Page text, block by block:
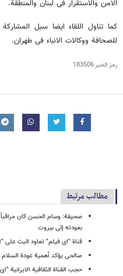
الامن والاستقرار فی لبنان والمنطقة.
کما تناول اللقاء ایضا سبل
للصحافة ووکالات الانباء فی طهران.
رمز الخبر183506
مطالب مرتبط
صحیفة: وسام الحسن کان مراقباً
بعودته إلی بیروت
قناة "ای فیلم" تعاود البث على
صالحی یؤکد أهمیة عودة السلام
حجب القناة الثقافیة الایرانیة